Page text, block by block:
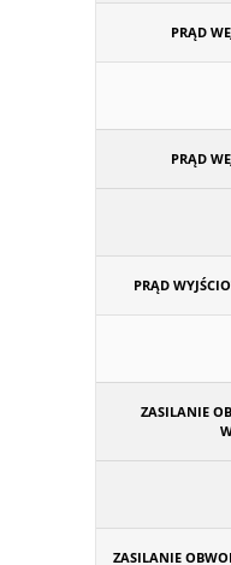
PRĄD
PRĄD
PRĄD
ZASILANIE
ZASILANIE